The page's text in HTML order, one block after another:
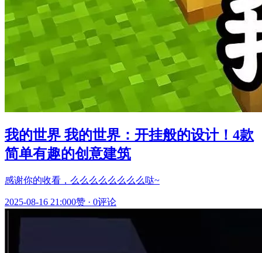
我的世界 我的世界：开挂般的设计！4款
简单有趣的创意建筑
感谢你的收看，么么么么么么么么哒~
2025-08-16 21:000赞 · 0评论